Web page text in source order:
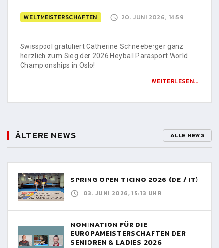
WELTMEISTERSCHAFTEN 20. JUNI 2026, 14:59
Swisspool gratuliert Catherine Schneeberger ganz
herzlich zum Sieg der 2026 Heyball Parasport World
Championships in Oslo!
WEITERLESEN...
ÄLTERE NEWS ALLE NEWS
SPRING OPEN TICINO 2026 (DE / IT)
03. JUNI 2026, 15:13 UHR
NOMINATION FÜR DIE
EUROPAMEISTERSCHAFTEN DER
SENIOREN & LADIES 2026